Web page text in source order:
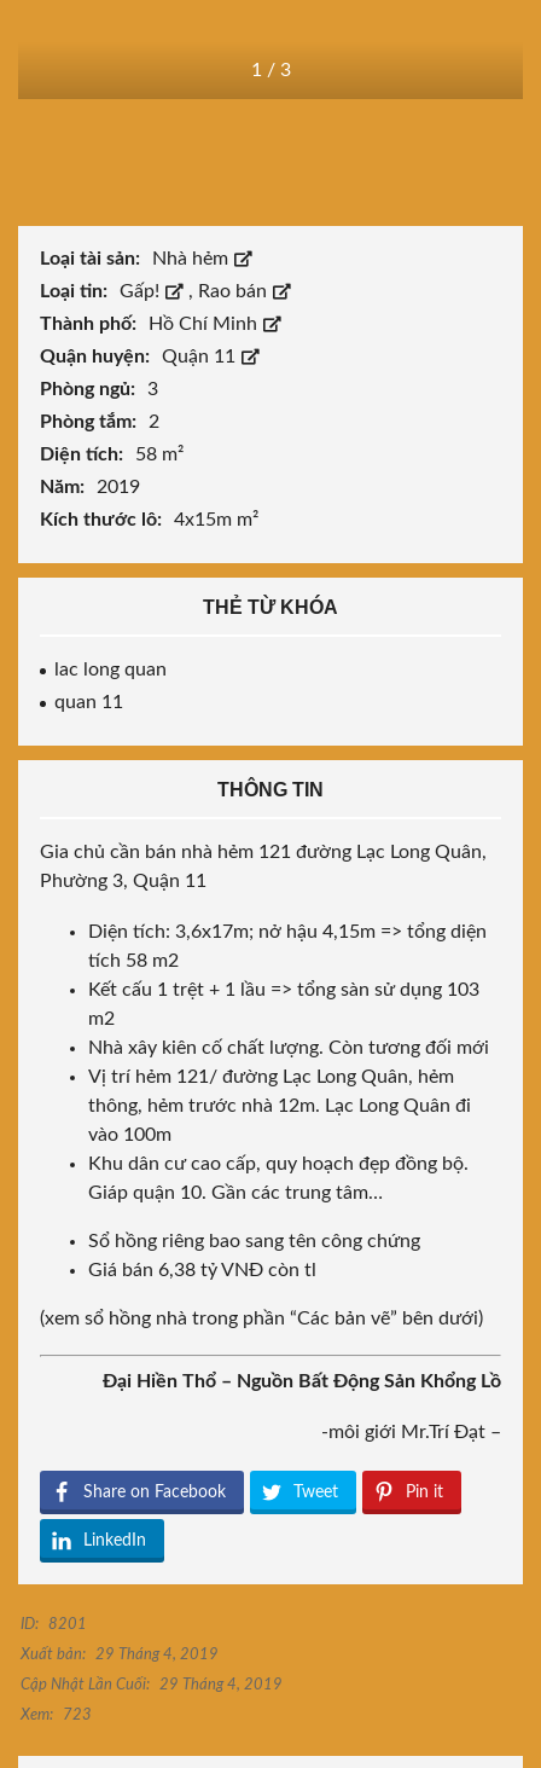
1 / 3
Loại tài sản:
Nhà hẻm
Loại tin:
Gấp! , Rao bán
Thành phố:
Hồ Chí Minh
Quận huyện:
Quận 11
Phòng ngủ:
3
Phòng tắm:
2
Diện tích:
58 m²
Năm:
2019
Kích thước lô:
4x15m m²
THẺ TỪ KHÓA
lac long quan
quan 11
THÔNG TIN
Gia chủ cần bán nhà hẻm 121 đường Lạc Long Quân,
Phường 3, Quận 11
Diện tích: 3,6x17m; nở hậu 4,15m => tổng diện
tích 58 m2
Kết cấu 1 trệt + 1 lầu => tổng sàn sử dụng 103
m2
Nhà xây kiên cố chất lượng. Còn tương đối mới
Vị trí hẻm 121/ đường Lạc Long Quân, hẻm
thông, hẻm trước nhà 12m. Lạc Long Quân đi
vào 100m
Khu dân cư cao cấp, quy hoạch đẹp đồng bộ.
Giáp quận 10. Gần các trung tâm…
Sổ hồng riêng bao sang tên công chứng
Giá bán 6,38 tỷ VNĐ còn tl
(xem sổ hồng nhà trong phần “Các bản vẽ” bên dưới)
Đại Hiền Thổ – Nguồn Bất Động Sản Khổng Lồ
-môi giới Mr.Trí Đạt –
Share on Facebook Tweet Pin it
LinkedIn
ID:
8201
Xuất bản:
29 Tháng 4, 2019
Cập Nhật Lần Cuối:
29 Tháng 4, 2019
Xem:
723